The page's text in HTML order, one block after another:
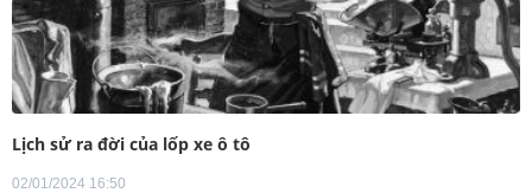
Lịch sử ra đời của lốp xe ô tô
02/01/2024 16:50